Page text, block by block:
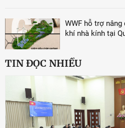
WWF hỗ trợ
khí nhà kính tại
TIN ĐỌC NHIỀU